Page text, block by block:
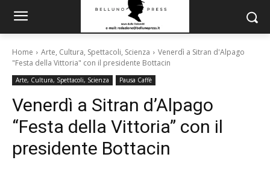
Home Arte, Cultura, Spettacoli, Scienza
Venerdì a Sitran d'Alpago
"Festa della Vittoria" con il presidente Bottacin
Arte, Cultura, Spettacoli, Scienza Pausa Caffè
Venerdì a Sitran d’Alpago
“Festa della Vittoria” con il
presidente Bottacin